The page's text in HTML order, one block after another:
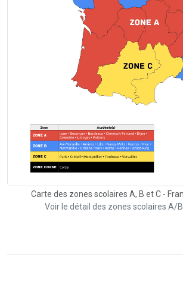
Carte des zones scolaires A, B et C -
Voir le détail des zones scolaires A/